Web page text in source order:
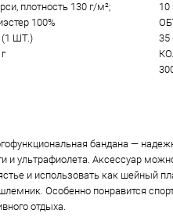
плотность 130 г/м²;
100%
(1 ШТ.)
10
35
бандана —
и ультрафиолета. Аксессуар
и использовать как шейный
Особенно понравится
отдыха.